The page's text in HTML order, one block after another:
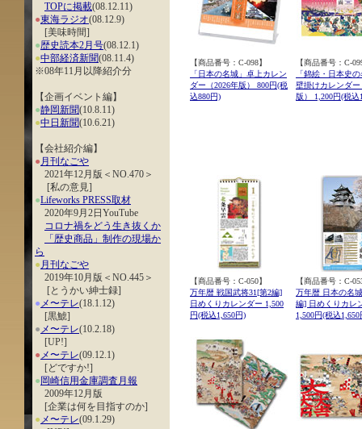
TOPに掲載(08.12.11)
●東海ラジオ(08.12.9)
[美味時間]
●歴史読本2月号(08.12.1)
●中部経済新聞(08.11.4)
※08年11月以降紹介分
【企画イベント編】
●静岡新聞(10.8.11)
●中日新聞(10.6.21)
【会社紹介編】
● 月刊なごや
2021年12月版＜NO.470＞
[私の意見]
●Lifeworks PRESS取材
2020年9月2日YouTube
コロナ禍をどう生き抜くか
「歴史商品」制作の現場か
ら
● 月刊なごや
2019年10月版＜NO.445＞
[とうかい紳士録]
● メ〜テレ(18.1.12)
[黒鯱]
● メ〜テレ(10.2.18)
[UP!]
● メ〜テレ(09.12.1)
[どですか!]
● 岡崎信用金庫調査月報
2009年12月版
[企業は何を目指すのか]
● メ〜テレ(09.1.29)
【商品番号：C-098】
「日本の名城」卓上カレン
ダー（2026年版） 800円(税
込880円)
【商品番号：C-
「錦絵・日本史
壁掛けカレンダー
版） 1,200円(税込
【商品番号：C-050】
万年暦 戦国武将31[第2編]
日めくりカレンダー 1,500
円(税込1,650円)
【商品番号：C-
万年暦 日本の名
編] 日めくりカレ
1,500円(税込1,650